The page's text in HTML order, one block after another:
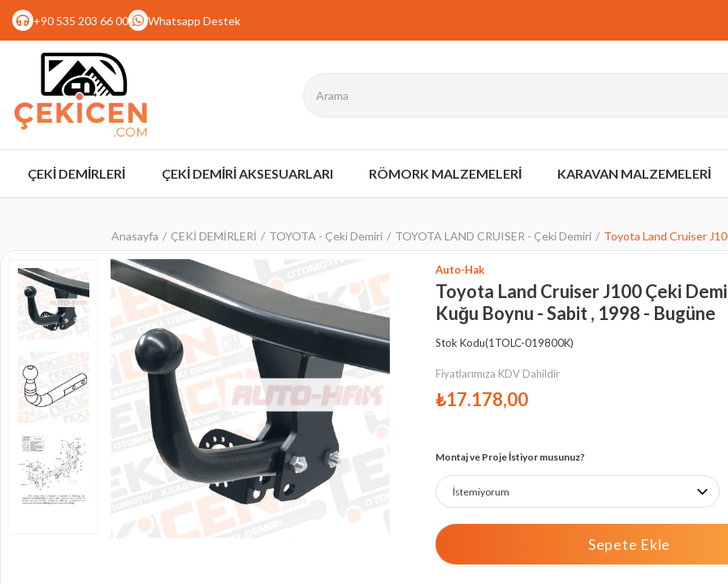
+90 535 203 66 00 Whatsapp Destek
ÇEKİ DEMİRLERİ ÇEKİ DEMİRİ AKSESUARLARI RÖMORK MALZEMELERİ KARAVAN MALZEMELERİ
Anasayfa ÇEKİ DEMİRLERİ TOYOTA - Çeki Demiri TOYOTA LAND CRUISER - Çeki Demiri Toyota Land Cruiser
›
Auto-Hak
Toyota Land Cruiser J100 Çeki
Kuğu Boynu - Sabit , 1998 - Bugüne
Stok Kodu(1TOLC-019800K)
Fiyatlarımıza KDV Dahildir
₺17.178,00
Montaj ve Proje İstiyor musunuz?